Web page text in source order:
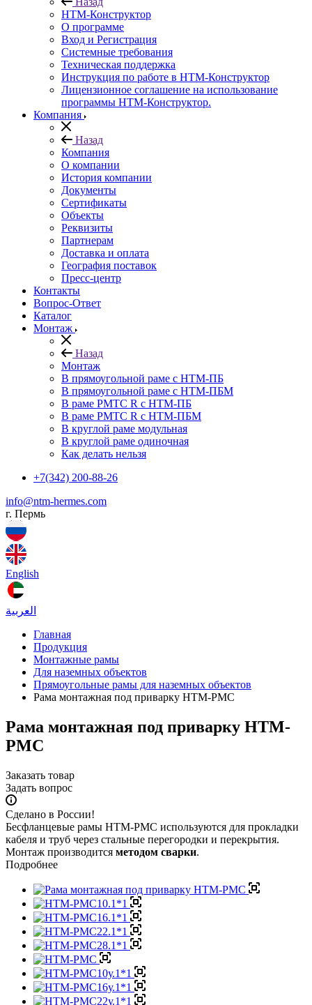
НТМ-Конструктор
О программе
Вход и Регистрация
Системные требования
Техническая поддержка
Инструкция по работе в НТМ-Конструктор
Лицензионное соглашение на использование
программы НТМ-Конструктор.
Компания
Назад
Компания
О компании
История компании
Документы
Сертификаты
Объекты
Реквизиты
Партнерам
Доставка и оплата
География поставок
Пресс-центр
Контакты
Вопрос-Ответ
Каталог
Монтаж
Назад
Монтаж
В прямоугольной раме с НТМ-ПБ
В прямоугольной раме с НТМ-ПБМ
В раме РМТС R с НТМ-ПБ
В раме РМТС R с НТМ-ПБМ
В круглой раме модульная
В круглой раме одиночная
Как делать нельзя
+7(342) 200-88-26
info@ntm-hermes.com
г. Пермь
English
العربية
Главная
Продукция
Монтажные рамы
Для наземных объектов
Прямоугольные рамы для наземных объектов
Рама монтажная под приварку НТМ-РМС
Рама монтажная под приварку НТМ-
РМС
Заказать товар
Задать вопрос
Сделано в России!
Бесфланцевые рамы НТМ-РМС используются для прокладки
кабеля и труб через стальные перегородки и перекрытия.
Монтаж производится методом сварки.
Подробнее